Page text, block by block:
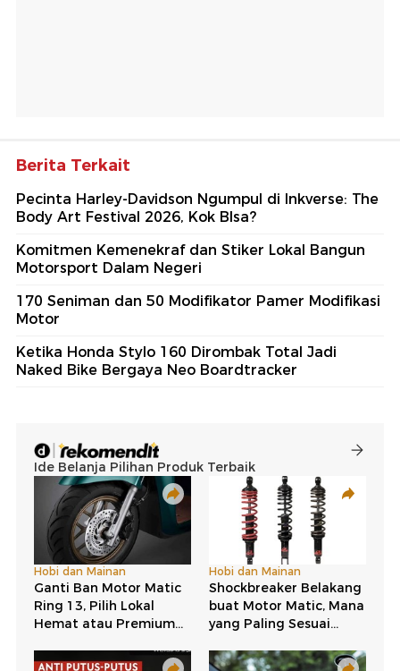
Berita Terkait
Pecinta Harley-Davidson Ngumpul di Inkverse: The
Body Art Festival 2026, Kok BIsa?
Komitmen Kemenekraf dan Stiker Lokal Bangun
Motorsport Dalam Negeri
170 Seniman dan 50 Modifikator Pamer Modifikasi
Motor
Ketika Honda Stylo 160 Dirombak Total Jadi
Naked Bike Bergaya Neo Boardtracker